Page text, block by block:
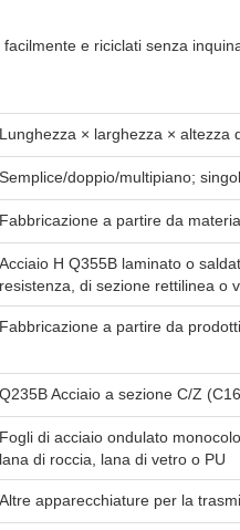
e riciclati senza
Lunghezza × larghezza × altezza
Semplice/doppio/multipiano;
Fabbricazione a partire da
Acciaio H Q355B laminato o
resistenza, di sezione rettilinea o
Fabbricazione a partire da
Q235B Acciaio a sezione C/Z
Fogli di acciaio ondulato
lana di roccia, lana di vetro o PU
Altre apparecchiature per la